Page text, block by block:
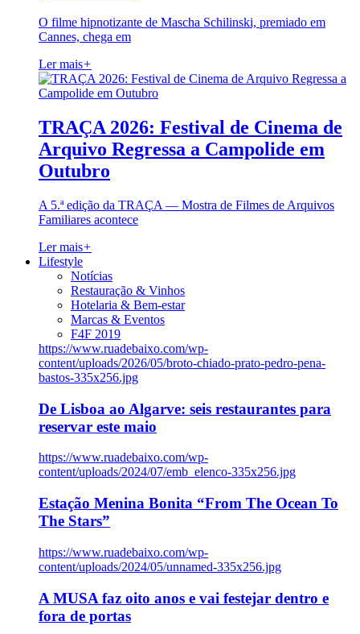
O filme hipnotizante de Mascha Schilinski, premiado em
Cannes, chega em
Ler mais+
TRAÇA 2026: Festival de Cinema de
Arquivo Regressa a Campolide em
Outubro
A 5.ª edição da TRAÇA — Mostra de Filmes de Arquivos
Familiares acontece
Ler mais+
Lifestyle
Notícias
Restauração & Vinhos
Hotelaria & Bem-estar
Marcas & Eventos
F4F 2019
https://www.ruadebaixo.com/wp-
content/uploads/2026/05/broto-chiado-prato-pedro-pena-
bastos-335x256.jpg
De Lisboa ao Algarve: seis restaurantes para
reservar este maio
https://www.ruadebaixo.com/wp-
content/uploads/2024/07/emb_elenco-335x256.jpg
Estação Menina Bonita “From The Ocean To
The Stars”
https://www.ruadebaixo.com/wp-
content/uploads/2024/05/unnamed-335x256.jpg
A MUSA faz oito anos e vai festejar dentro e
fora de portas